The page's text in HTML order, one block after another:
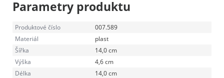
Parametry produktu
Produktové číslo
007.589
Materiál
plast
Šířka
14,0 cm
Výška
4,6 cm
Délka
14,0 cm